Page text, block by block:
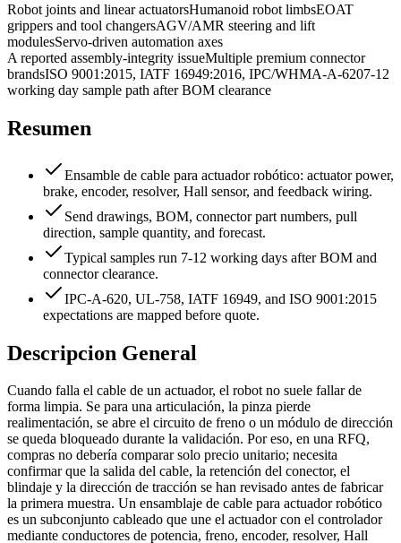
Robot joints and linear actuatorsHumanoid robot limbsEOAT
grippers and tool changersAGV/AMR steering and lift
modulesServo-driven automation axes
A reported assembly-integrity issueMultiple premium connector
brandsISO 9001:2015, IATF 16949:2016, IPC/WHMA-A-6207-12
working day sample path after BOM clearance
Resumen
Ensamble de cable para actuador robótico: actuator power,
brake, encoder, resolver, Hall sensor, and feedback wiring.
Send drawings, BOM, connector part numbers, pull
direction, sample quantity, and forecast.
Typical samples run 7-12 working days after BOM and
connector clearance.
IPC-A-620, UL-758, IATF 16949, and ISO 9001:2015
expectations are mapped before quote.
Descripcion General
Cuando falla el cable de un actuador, el robot no suele fallar de
forma limpia. Se para una articulación, la pinza pierde
realimentación, se abre el circuito de freno o un módulo de dirección
se queda bloqueado durante la validación. Por eso, en una RFQ,
compras no debería comparar solo precio unitario; necesita
confirmar que la salida del cable, la retención del conector, el
blindaje y la dirección de tracción se han revisado antes de fabricar
la primera muestra. Un ensamblaje de cable para actuador robótico
es un subconjunto cableado que une el actuador con el controlador
mediante conductores de potencia, freno, encoder, resolver, Hall